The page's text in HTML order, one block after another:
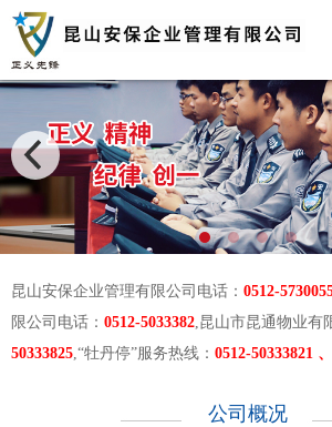
昆山安保企业管理有限公司电话： 0512-
限公司电话： 0512-5033382,昆山市昆通物业有
50333825,“牡丹停”服务热线： 0512-50333821
公司概况